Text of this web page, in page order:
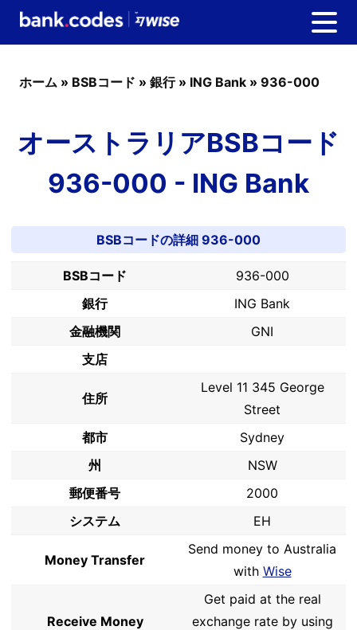
ホーム » BSBコード » 銀行» ING Bank » 936-000
オーストラリアBSBコード
936-000 - ING Bank
BSBコードの詳細 936-000
BSBコード
936-000
銀行
ING Bank
金融機関
GNI
支店
住所
Level 11 345 George
Street
都市
Sydney
州
NSW
郵便番号
2000
システム
EH
Money Transfer
Send money to Australia
with Wise
Receive Money
Get paid at the real
exchange rate by using